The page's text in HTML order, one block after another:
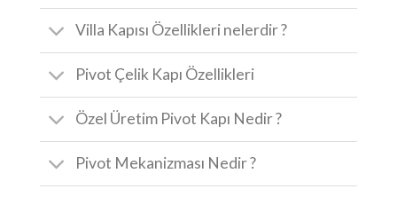
Villa Kapısı Özellikleri nelerdir ?
Pivot Çelik Kapı Özellikleri
Özel Üretim Pivot Kapı Nedir ?
Pivot Mekanizması Nedir ?